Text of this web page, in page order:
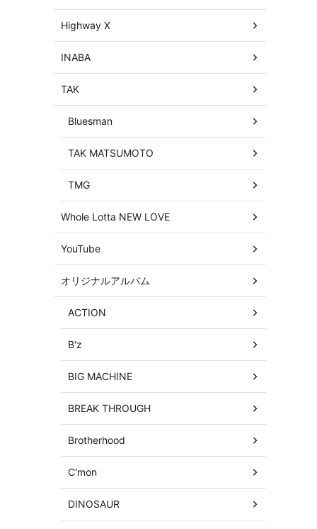
Highway X
INABA
TAK
Bluesman
TAK MATSUMOTO
TMG
Whole Lotta NEW LOVE
YouTube
オリジナルアルバム
ACTION
B'z
BIG MACHINE
BREAK THROUGH
Brotherhood
C'mon
DINOSAUR